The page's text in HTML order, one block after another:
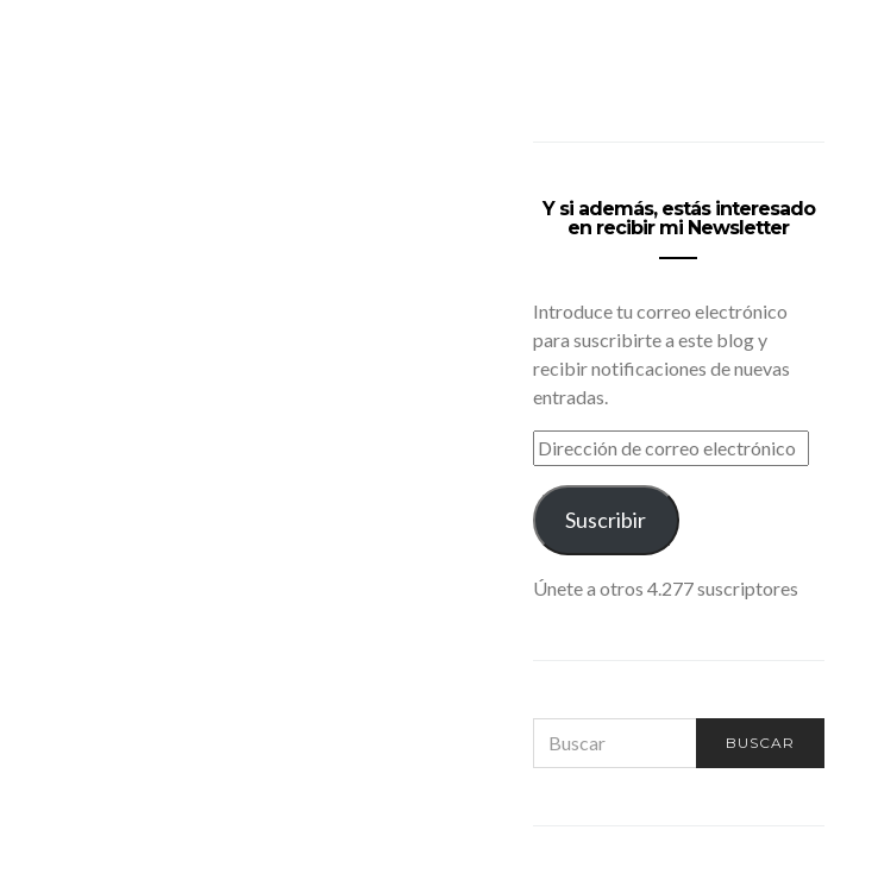
Y si además, estás interesado
en recibir mi Newsletter
Introduce tu correo electrónico
para suscribirte a este blog y
recibir notificaciones de nuevas
entradas.
DIRECCIÓN
DE
CORREO
ELECTRÓNICO
Suscribir
Únete a otros 4.277 suscriptores
FOR:
BUSCAR